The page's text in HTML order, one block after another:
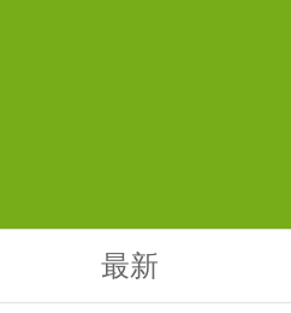
最新